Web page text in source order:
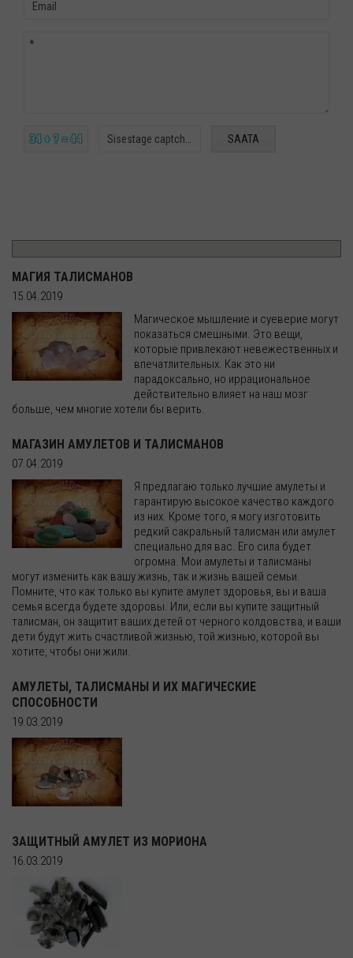
34 + ? = 44
МАГИЯ ТАЛИСМАНОВ
15.04.2019
Магическое мышление и суеверие могут
показаться смешными. Это вещи,
которые привлекают невежественных и
впечатлительных. Как это ни
парадоксально, но иррациональное
действительно влияет на наш мозг
больше, чем многие хотели бы верить.
МАГАЗИН АМУЛЕТОВ И ТАЛИСМАНОВ
07.04.2019
Я предлагаю только лучшие амулеты и
гарантирую высокое качество каждого
из них. Кроме того, я могу изготовить
редкий сакральный талисман или амулет
специально для вас. Его сила будет
огромна. Мои амулеты и талисманы
могут изменить как вашу жизнь, так и жизнь вашей семьи.
Помните, что как только вы купите амулет здоровья, вы и ваша
семья всегда будете здоровы. Или, если вы купите защитный
талисман, он защитит ваших детей от черного колдовства, и ваши
дети будут жить счастливой жизнью, той жизнью, которой вы
хотите, чтобы они жили.
АМУЛЕТЫ, ТАЛИСМАНЫ И ИХ МАГИЧЕСКИЕ
СПОСОБНОСТИ
19.03.2019
ЗАЩИТНЫЙ АМУЛЕТ ИЗ МОРИОНА
16.03.2019